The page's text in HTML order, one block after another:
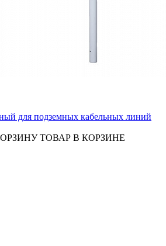
для подземных кабельных линий
ТОВАР В КОРЗИНЕ